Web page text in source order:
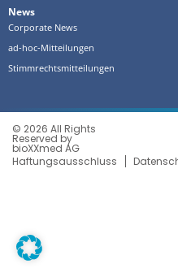
News
Corporate News
ad-hoc-Mitteilungen
Stimmrechtsmitteilungen
© 2026 All Rights
Reserved by
bioXXmed AG
Haftungsausschluss